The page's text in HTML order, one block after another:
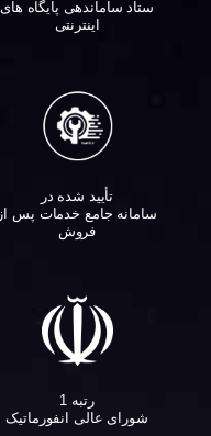
ستاد ساماندهی پایگاه های
اینترنتی
تأیید شده در
سامانه جامع خدمات پس از
فروش
رتبه 1
شورای عالی انفورماتیک